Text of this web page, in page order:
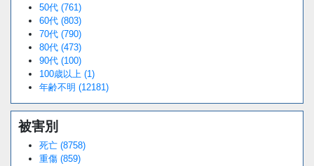
50代 (761)
60代 (803)
70代 (790)
80代 (473)
90代 (100)
100歳以上 (1)
年齢不明 (12181)
被害別
死亡 (8758)
重傷 (859)